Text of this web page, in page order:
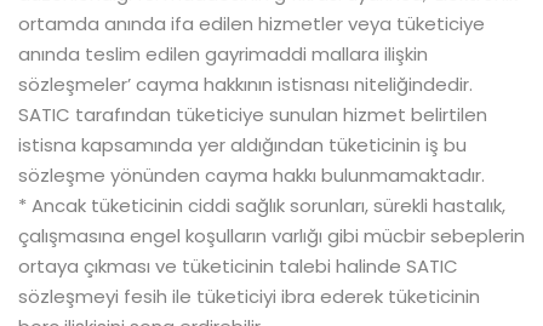
ortamda anında ifa edilen hizmetler veya tüketiciye
anında teslim edilen gayrimaddi mallara ilişkin
sözleşmeler’ cayma hakkının istisnası niteliğindedir.
SATIC tarafından tüketiciye sunulan hizmet belirtilen
istisna kapsamında yer aldığından tüketicinin iş bu
sözleşme yönünden cayma hakkı bulunmamaktadır.
* Ancak tüketicinin ciddi sağlık sorunları, sürekli hastalık,
çalışmasına engel koşulların varlığı gibi mücbir sebeplerin
ortaya çıkması ve tüketicinin talebi halinde SATIC
sözleşmeyi fesih ile tüketiciyi ibra ederek tüketicinin